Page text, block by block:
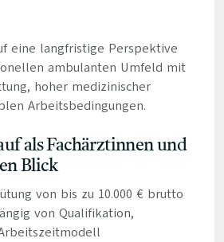
eine langfristige Perspektive
ambulanten Umfeld mit
hoher medizinischer
Arbeitsbedingungen.
als Fachärztinnen und
Blick
von bis zu 10.000 € brutto
von Qualifikation,